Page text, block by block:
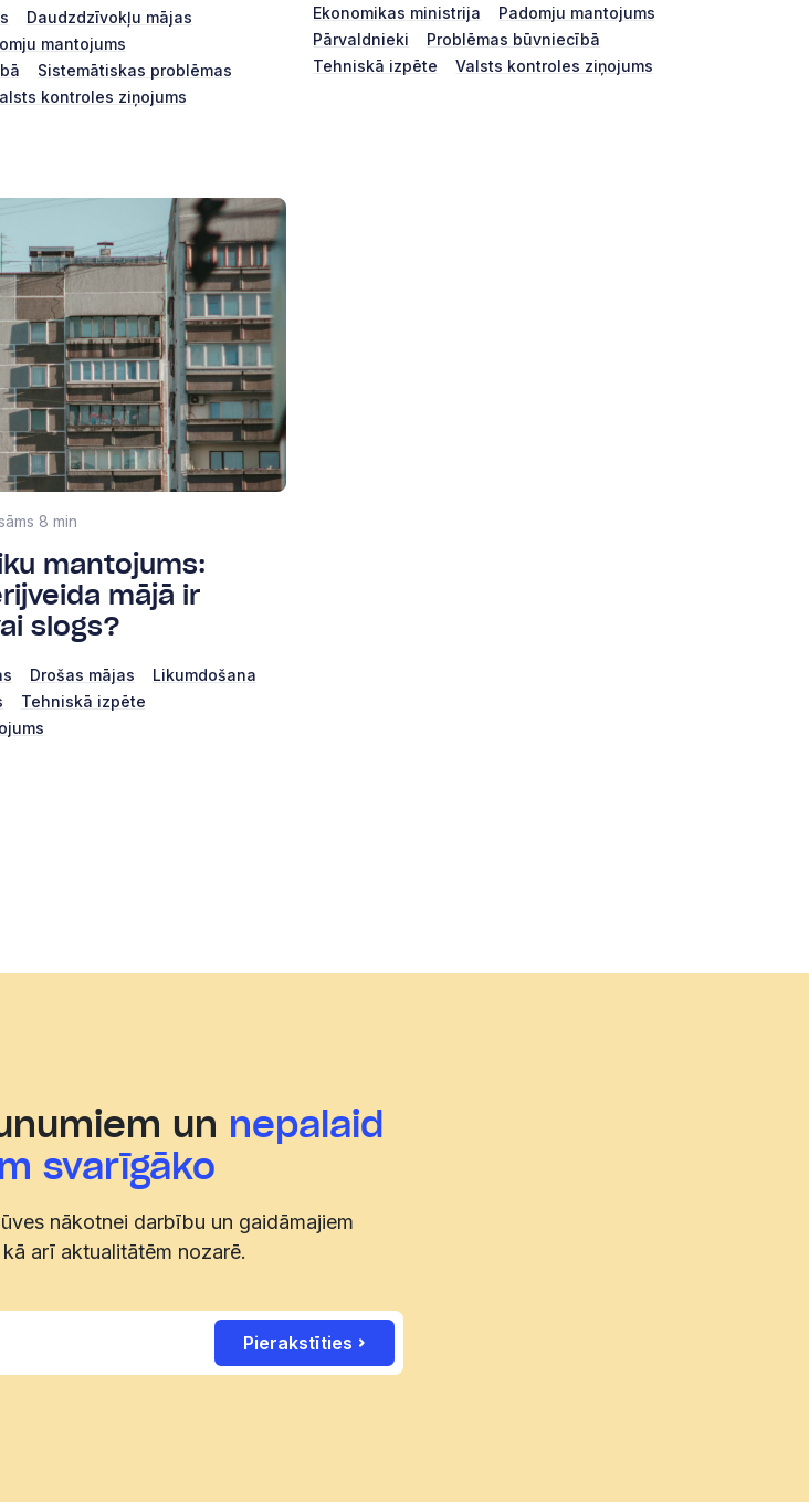
Daudzdzīvokļu mājas
mantojums
Sistemātiskas problēmas
kontroles ziņojums
Ekonomikas ministrija
Padomju mantojums
Pārvaldnieki
Problēmas būvniecībā
Tehniskā izpēte
Valsts kontroles ziņojums
8 min
mantojums:
mājā ir
slogs?
Drošas mājas
Likumdošana
Tehniskā izpēte
un nepalaid
svarīgāko
nākotnei darbību un gaidāmajiem
arī aktualitātēm nozarē.
Pierakstīties